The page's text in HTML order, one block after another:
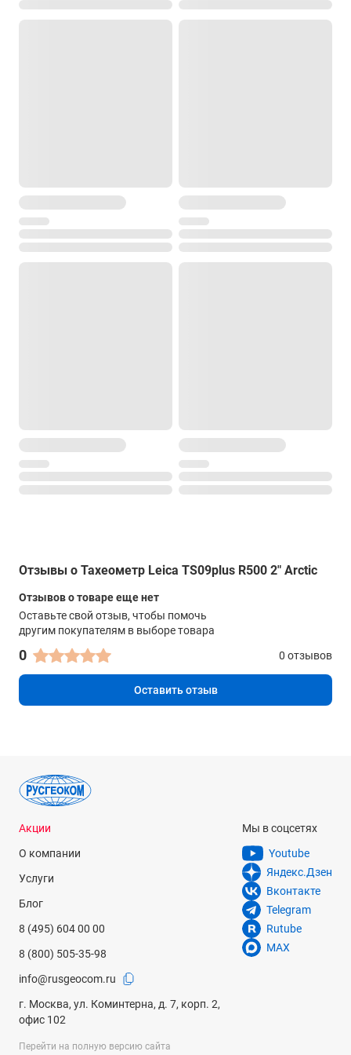
до 30 ч
время зарядки
2.5 ч
внешний накопитель
Запись и передача данных (USB тип A и mini B)
Bluetooth
Память
100 000 точек, 60 000 измерений
Наводящие винты
Бесконечные
5.1 кг
-35 °С... +50 °С
Программное обеспечение
Leica FlexField Plus : Различные методы определения
координат точки стояния; съемка; сдвиг; вынос в натуру;
косвенные измерения; площади и объемы; недоступная
отметка; скрытая точка; контроль привязки; замыкание
назад; опорная линия; опорная дуга; опорная плоскость;
координатная геометрия (COGO); дороги 2D; дороги 3D; ход
Пользовательские ASCII-форматы / DXF / XML / GSI
Страна изготовления
Отзывы о Тахеометр Leica TS09plus R500 2" Arctic
Отзывов о товаре еще нет
Оставьте свой отзыв, чтобы помочь
другим покупателям в выборе товара
0 0 отзывов
Оставить отзыв
Акции
О компании
Услуги
Блог
8 (495) 604 00 00
8 (800) 505-35-98
info@rusgeocom.ru
г. Москва, ул. Коминтерна, д. 7, корп. 2,
офис 102
Мы в соцсетях
Youtube
Яндекс.Дзен
Вконтакте
Telegram
Rutube
MAX
Перейти на полную версию сайта